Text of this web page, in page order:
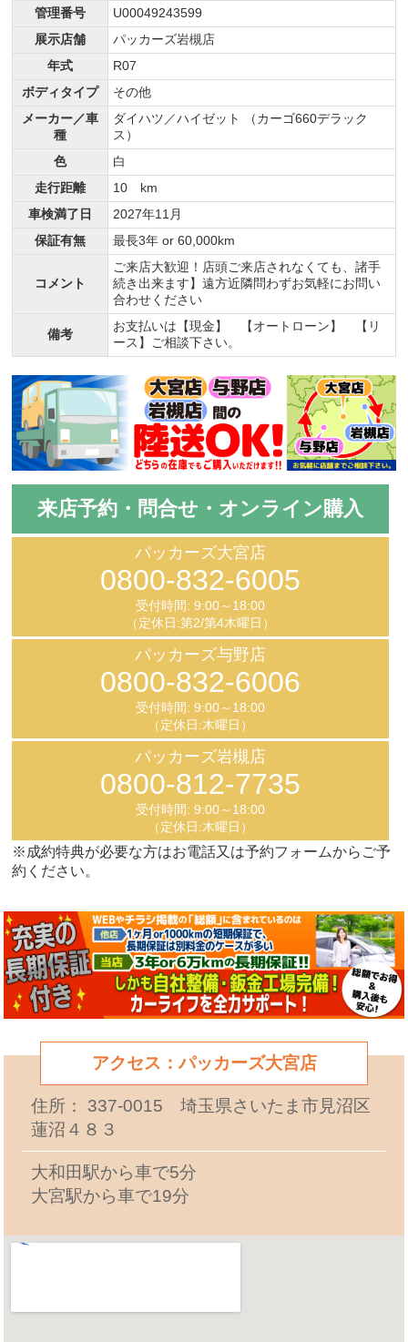
管理番号
U00049243599
展示店舗
パッカーズ岩槻店
年式
R07
ボディタイプ
その他
メーカー／車
種
ダイハツ／ハイゼット （カーゴ660デラック
ス）
色
白
走行距離
10 km
車検満了日
2027年11月
保証有無
最長3年 or 60,000km
コメント
ご来店大歓迎！店頭ご来店されなくても、諸手
続き出来ます】遠方近隣問わずお気軽にお問い
合わせください
備考
お支払いは【現金】 【オートローン】 【リ
ース】ご相談下さい。
来店予約・問合せ・オンライン購入
パッカーズ大宮店
0800-832-6005
受付時間: 9:00～18:00
（定休日:第2/第4木曜日）
パッカーズ与野店
0800-832-6006
受付時間: 9:00～18:00
（定休日:木曜日）
パッカーズ岩槻店
0800-812-7735
受付時間: 9:00～18:00
（定休日:木曜日）
※成約特典が必要な方はお電話又は予約フォームからご予
約ください。
アクセス：パッカーズ大宮店
住所： 337-0015 埼玉県さいたま市見沼区
蓮沼４８３
大和田駅から車で5分
大宮駅から車で19分